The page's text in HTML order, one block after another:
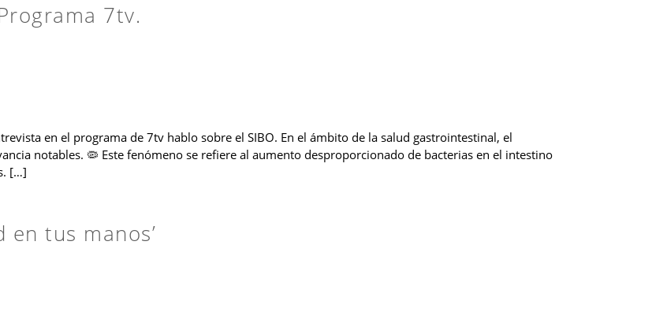
7tv.
en el programa de 7tv hablo sobre el SIBO. En el ámbito de la salud gastrointestinal, el
notables. 🦠 Este fenómeno se refiere al aumento desproporcionado de bacterias en el intestino
[…]
en tus manos’